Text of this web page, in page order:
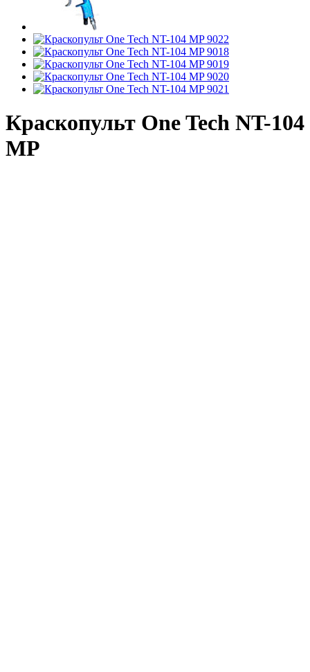
Краскопульт One Tech NT-104
MP